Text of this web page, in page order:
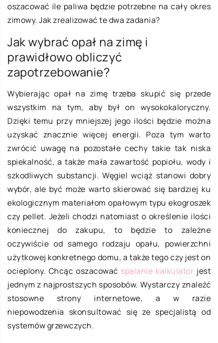
oszacować ile paliwa będzie potrzebne na cały okres
zimowy. Jak zrealizować te dwa zadania?
Jak wybrać opał na zimę i
prawidłowo obliczyć
zapotrzebowanie?
Wybierając opał na zimę trzeba skupić się przede
wszystkim na tym, aby był on wysokokaloryczny.
Dzięki temu przy mniejszej jego ilości będzie można
uzyskać znacznie więcej energii. Poza tym warto
zwrócić uwagę na pozostałe cechy takie tak niska
spiekalność, a także mała zawartość popiołu, wody i
szkodliwych substancji. Węgiel wciąż stanowi dobry
wybór, ale być może warto skierować się bardziej ku
ekologicznym materiałom opałowym typu ekogroszek
czy pellet. Jeżeli chodzi natomiast o określenie ilości
koniecznej do zakupu, to będzie to zależne
oczywiście od samego rodzaju opału, powierzchni
użytkowej konkretnego domu, a także tego czy jest on
ocieplony. Chcąc oszacować spalanie kalkulator jest
jednym z najprostszych sposobów. Wystarczy znaleźć
stosowne strony internetowe, a w razie
niepowodzenia skonsultować się ze specjalistą od
systemów grzewczych.